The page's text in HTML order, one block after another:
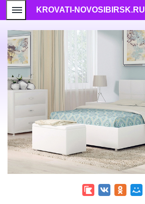
KROVATI-NOVOSIBIRSK.RU